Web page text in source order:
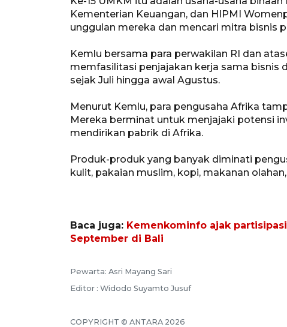
Kementerian Keuangan, dan HIPMI
unggulan mereka dan mencari mitra bisnis
Kemlu bersama para perwakilan RI dan
memfasilitasi penjajakan kerja sama bisnis
sejak Juli hingga awal Agustus.
Menurut Kemlu, para pengusaha Afrika
Mereka berminat untuk menjajaki potensi
mendirikan pabrik di Afrika.
Produk-produk yang banyak diminati
kulit, pakaian muslim, kopi, makanan
Baca juga: Kemenkominfo ajak
September di Bali
Pewarta: Asri Mayang Sari
Editor : Widodo Suyamto Jusuf
COPYRIGHT © ANTARA 2026